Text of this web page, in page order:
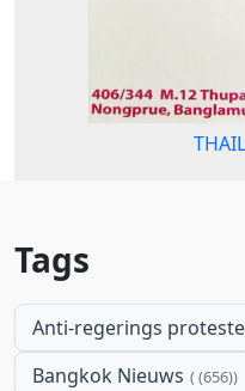
Tags
Anti-regerings
Bangkok Nieuws (656)